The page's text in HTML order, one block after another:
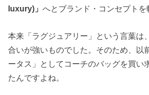
luxury)」へとブランド・コンセプトを
本来「ラグジュアリー」という言葉は
合いが強いものでした。そのため、以
ータス」としてコーチのバッグを買い
たんですよね。